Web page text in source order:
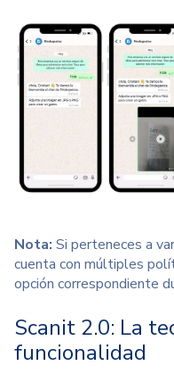
Nota: Si perteneces a
cuenta con múltiples
opción correspondiente
Scanit 2.0: La
funcionalidad